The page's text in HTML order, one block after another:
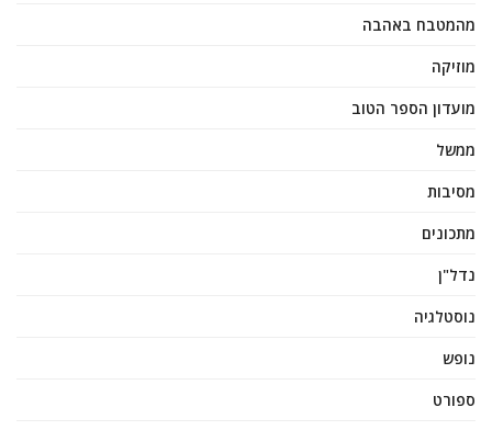
מהמטבח באהבה
מוזיקה
מועדון הספר הטוב
ממשל
מסיבות
מתכונים
נדל"ן
נוסטלגיה
נופש
ספורט